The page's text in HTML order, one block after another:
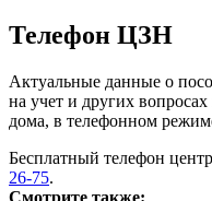
Телефон ЦЗН
Актуальные данные о
на учет и других
дома, в телефонном
Бесплатный телефон
26-75.
Смотрите также: